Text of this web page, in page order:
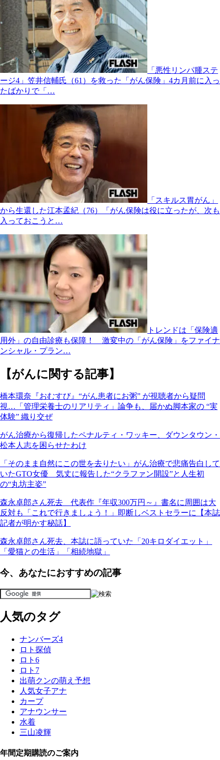
「悪性リンパ腫ステ
ージ4」笠井信輔氏（61）を救った「がん保険」4カ月前に入っ
たばかりで「…
「スキルス胃がん」
から生還した江本孟紀（76）「がん保険は役に立ったが、次も
入っておこうと…
トレンドは「保険適
用外」の自由診療も保障！ 激変中の「がん保険」をファイナ
ンシャル・プラン…
【がんに関する記事】
橋本環奈『おむすび』“がん患者にお粥” が視聴者から疑問
視…「管理栄養士のリアリティ」論争も、届かぬ脚本家の “実
体験” 織り交ぜ
がん治療から復帰したペナルティ・ワッキー、ダウンタウン・
松本人志を困らせたわけ
「そのまま自然にこの世を去りたい」がん治療で悲痛告白して
いたGTO女優 気丈に報告した“クラファン開設”と人生初
の“丸坊主姿”
森永卓郎さん死去 代表作『年収300万円～』書名に周囲は大
反対も「これで行きましょう！」即断しベストセラーに【本誌
記者が明かす秘話】
森永卓郎さん死去、本誌に語っていた「20キロダイエット」
「愛猫との生活」「相続地獄」
今、あなたにおすすめの記事
人気のタグ
ナンバーズ4
ロト探偵
ロト6
ロト7
出萌クンの萌え予想
人気女子アナ
カープ
アナウンサー
水着
三山凌輝
年間定期購読のご案内